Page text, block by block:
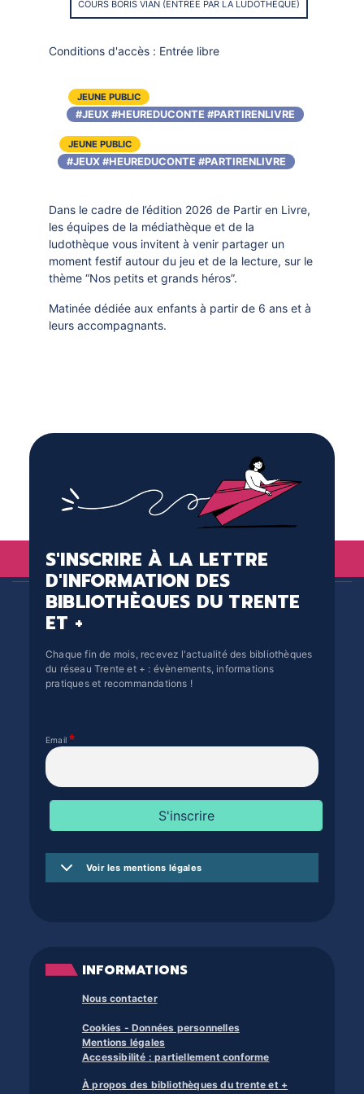
COURS BORIS VIAN (ENTRÉE PAR LA LUDOTHÈQUE)
Conditions d'accès : Entrée libre
JEUNE PUBLIC
#JEUX #HEUREDUCONTE #PARTIRENLIVRE
JEUNE PUBLIC
#JEUX #HEUREDUCONTE #PARTIRENLIVRE
Dans le cadre de l’édition 2026 de Partir en Livre,
les équipes de la médiathèque et de la
ludothèque vous invitent à venir partager un
moment festif autour du jeu et de la lecture, sur le
thème “Nos petits et grands héros”.
Matinée dédiée aux enfants à partir de 6 ans et à
leurs accompagnants.
S'INSCRIRE À LA LETTRE
D'INFORMATION DES
BIBLIOTHÈQUES DU TRENTE
ET +
Chaque fin de mois, recevez l'actualité des bibliothèques
du réseau Trente et + : évènements, informations
pratiques et recommandations !
Email
Voir les mentions légales
INFORMATIONS
Nous contacter
Cookies - Données personnelles
Mentions légales
Accessibilité : partiellement conforme
À propos des bibliothèques du trente et +